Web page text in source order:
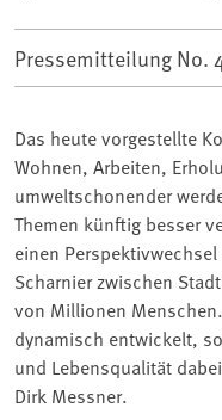
Pressemitteilung No.
Das heute vorgestellte
Wohnen, Arbeiten,
umweltschonender
Themen künftig besser
einen
Scharnier zwischen
von Millionen
dynamisch entwickelt,
und Lebensqualität
Dirk Messner.